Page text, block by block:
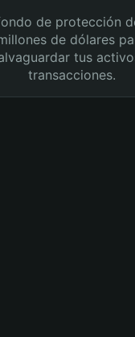
de protección
de dólares
tus
transacciones.